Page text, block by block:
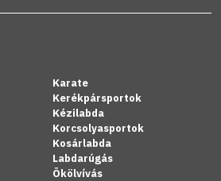
Karate
Kerékpársportok
Kézilabda
Korcsolyasportok
Kosárlabda
Labdarúgás
Ökölvívás